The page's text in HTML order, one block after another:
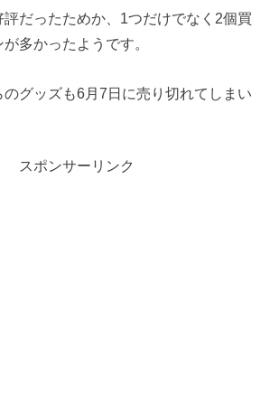
だったためか、1つだけでなく2個買
多かったようです。
グッズも6月7日に売り切れてしまい
スポンサーリンク